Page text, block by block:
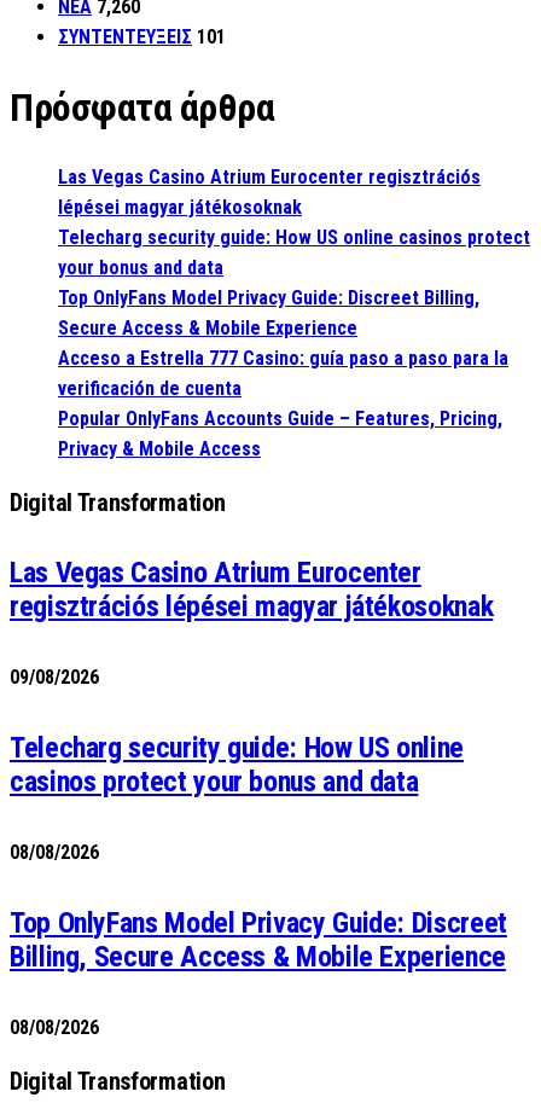
ΝΕΑ 7,260
ΣΥΝΤΕΝΤΕΥΞΕΙΣ 101
Πρόσφατα άρθρα
Las Vegas Casino Atrium Eurocenter regisztrációs
lépései magyar játékosoknak
Telecharg security guide: How US online casinos protect
your bonus and data
Top OnlyFans Model Privacy Guide: Discreet Billing,
Secure Access & Mobile Experience
Acceso a Estrella 777 Casino: guía paso a paso para la
verificación de cuenta
Popular OnlyFans Accounts Guide – Features, Pricing,
Privacy & Mobile Access
Digital Transformation
Las Vegas Casino Atrium Eurocenter
regisztrációs lépései magyar játékosoknak
09/08/2026
Telecharg security guide: How US online
casinos protect your bonus and data
08/08/2026
Top OnlyFans Model Privacy Guide: Discreet
Billing, Secure Access & Mobile Experience
08/08/2026
Digital Transformation